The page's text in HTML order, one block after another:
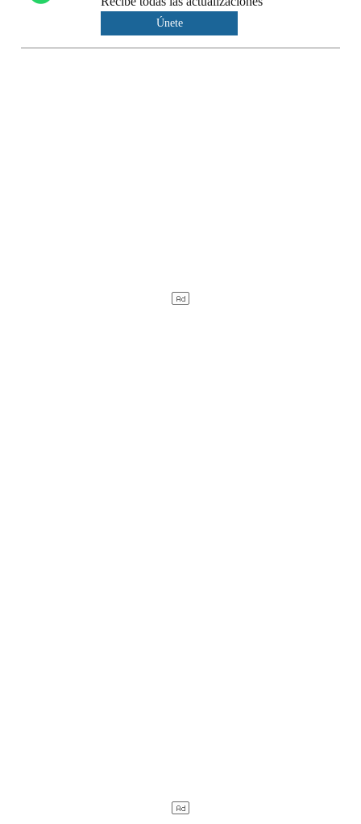
Únete